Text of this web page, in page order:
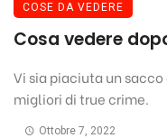
COSE DA VEDERE
Cosa vedere
Vi sia piaciuta un
migliori di true crime.
Ottobre 7, 2022